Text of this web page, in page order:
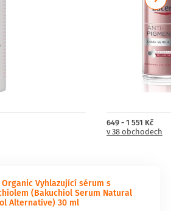
649 - 1 551 Kč
v 38 obchodech
Organic Vyhlazující sérum s
(Bakuchiol Serum Natural
Alternative) 30 ml